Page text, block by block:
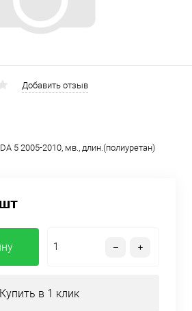
Добавить отзыв
5 2005-2010, мв., длин.(полиуретан)
Купить в 1 клик